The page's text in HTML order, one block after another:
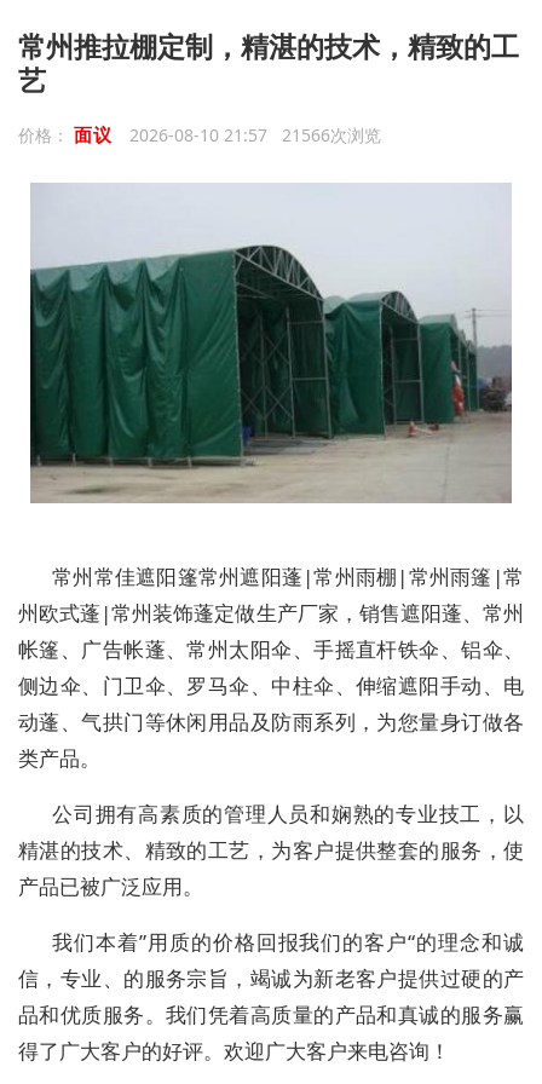
常州推拉棚定制，精湛的技术，精致的工
艺
价格： 面议 2026-08-10 21:57 21566次浏览
常州常佳遮阳篷常州遮阳蓬|常州雨棚|常州雨篷|常
州欧式蓬|常州装饰蓬定做生产厂家，销售遮阳蓬、常州
帐篷、广告帐蓬、常州太阳伞、手摇直杆铁伞、铝伞、
侧边伞、门卫伞、罗马伞、中柱伞、伸缩遮阳手动、电
动蓬、气拱门等休闲用品及防雨系列，为您量身订做各
类产品。
公司拥有高素质的管理人员和娴熟的专业技工，以
精湛的技术、精致的工艺，为客户提供整套的服务，使
产品已被广泛应用。
我们本着”用质的价格回报我们的客户“的理念和诚
信，专业、的服务宗旨，竭诚为新老客户提供过硬的产
品和优质服务。我们凭着高质量的产品和真诚的服务赢
得了广大客户的好评。欢迎广大客户来电咨询！